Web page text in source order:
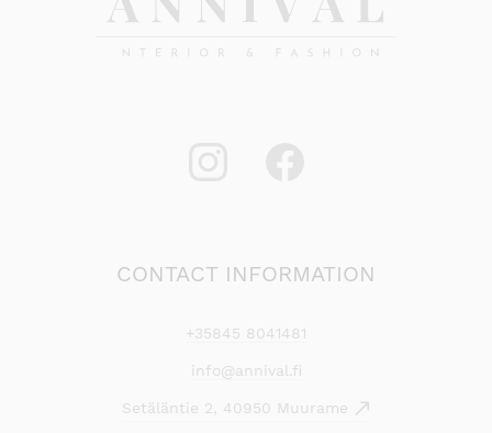
CONTACT INFORMATION
+35845 8041481
info@annival.fi
Setäläntie 2, 40950 Muurame